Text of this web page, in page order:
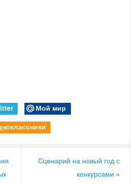
Мой мир
Сценарий на новый год с
конкурсами»